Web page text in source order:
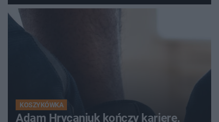
KOSZYKÓWKA
Adam Hrycaniuk kończy karierę.